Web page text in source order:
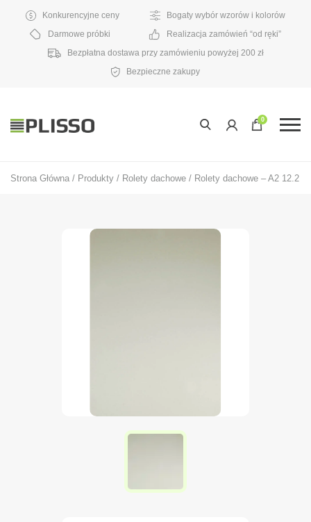
Konkurencyjne ceny
Bogaty wybór wzorów i kolorów
Darmowe próbki
Realizacja zamówień “od ręki”
Bezpłatna dostawa przy zamówieniu powyżej 200 zł
Bezpieczne zakupy
0
Strona Główna / Produkty / Rolety dachowe / Rolety dachowe – A2 12.2